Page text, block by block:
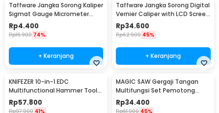
Taffware Jangka Sorong Kaliper
Sigmat Gauge Micrometer
150mm - QST-600
Rp4.400
Rp16.900 74%
+ Keranjang
Taffware Jangka Sorong Digital
Vernier Caliper with LCD Screen
150mm - JIGO-150
Rp34.600
Rp62.900 45%
+ Keranjang
KNIFEZER 10-in-1 EDC
Multifunctional Hammer Tool
for Camping Survival - WL-
9003
Rp57.800
Rp97.900 41%
MAGIC SAW Gergaji Tangan
Multifungsi Set Pemotong
Kayu Besi
Rp34.400
Rp61.900 45%